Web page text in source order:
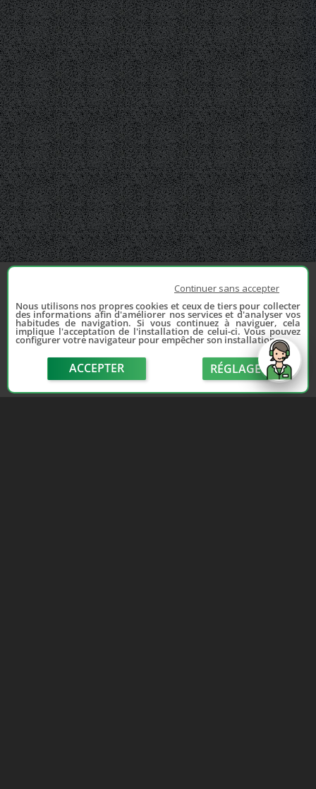
Continuer sans accepter
Nous utilisons nos propres cookies et ceux de tiers pour collecter
des informations afin d'améliorer nos services et d'analyser vos
habitudes de navigation. Si vous continuez à naviguer, cela
implique l'acceptation de l'installation de celui-ci. Vous pouvez
configurer votre navigateur pour empêcher son installation.
ACCEPTER RÉGLAGE